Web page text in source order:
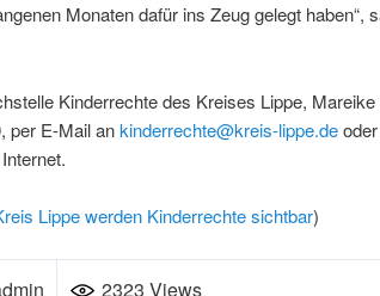
Monaten dafür ins Zeug gelegt haben“,
Kinderrechte des Kreises Lippe, Mareike
per E-Mail ankinderrechte@kreis-lippe.deoder
Lippe werden Kinderrechte sichtbar)
2323 Views